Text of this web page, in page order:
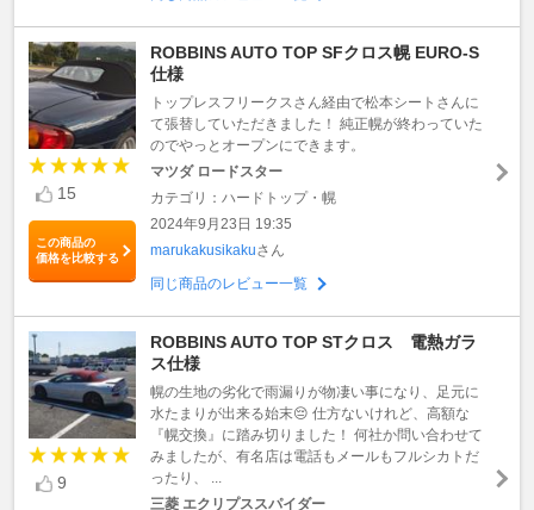
15
この商品の
価格を比較する
ROBBINS AUTO TOP SFクロス幌 EURO-S
仕様
トップレスフリークスさん経由で松本シートさんに
て張替していただきました！ 純正幌が終わっていた
のでやっとオープンにできます。
マツダ ロードスター
カテゴリ：ハードトップ・幌
2024年9月23日 19:35
marukakusikakuさん
同じ商品のレビュー一覧
9
ROBBINS AUTO TOP STクロス 電熱ガラ
ス仕様
幌の生地の劣化で雨漏りが物凄い事になり、足元に
水たまりが出来る始末😔 仕方ないけれど、高額な
『幌交換』に踏み切りました！ 何社か問い合わせて
みましたが、有名店は電話もメールもフルシカトだ
ったり、 ...
三菱 エクリプススパイダー